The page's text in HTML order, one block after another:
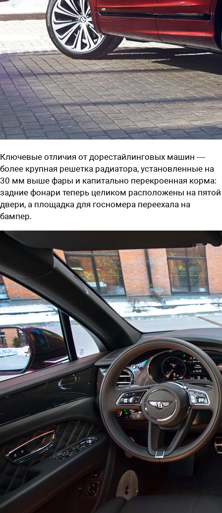
Ключевые отличия от дорестайлинговых машин —
более крупная решетка радиатора, установленные на
30 мм выше фары и капитально перекроенная корма:
задние фонари теперь целиком расположены на пятой
двери, а площадка для госномера переехала на
бампер.